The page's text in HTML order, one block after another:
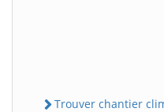
Trouver chantier